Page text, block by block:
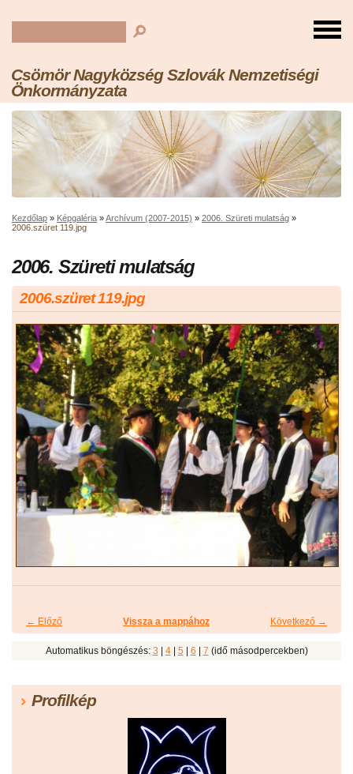
Csömör Nagyközség Szlovák Nemzetiségi
Önkormányzata
Kezdőlap » Képgaléria »Archívum (2007-2015) » 2006. Szüreti mulatság »
2006.szüret 119.jpg
2006. Szüreti mulatság
2006.szüret 119.jpg
← Előző Következő →
Vissza a mappához
Automatikus böngészés: 3 4| 5| 6 7 (idő másodpercekben)
Profilkép